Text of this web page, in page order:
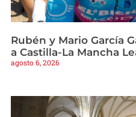
Rubén y Mario García
a Castilla-La Mancha
agosto 6, 2026